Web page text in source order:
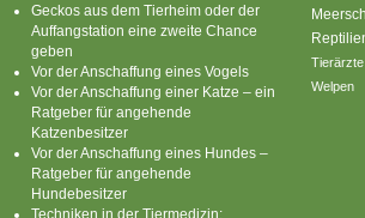
Geckos aus dem Tierheim oder der
Auffangstation eine zweite Chance
geben
Vor der Anschaffung eines Vogels
Vor der Anschaffung einer Katze – ein
Ratgeber für angehende
Katzenbesitzer
Vor der Anschaffung eines Hundes –
Ratgeber für angehende
Hundebesitzer
Techniken in der Tiermedizin:
Tierärzte
Welpen